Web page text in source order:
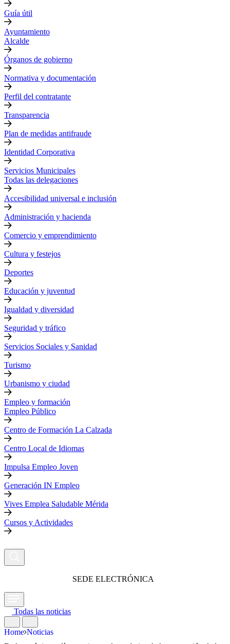
Guía útil
Ayuntamiento
Alcalde
Órganos de gobierno
Normativa y documentación
Perfil del contratante
Transparencia
Plan de medidas antifraude
Identidad Corporativa
Servicios Municipales
Todas las delegaciones
Accesibilidad universal e inclusión
Administración y hacienda
Comercio y emprendimiento
Cultura y festejos
Deportes
Educación y juventud
Igualdad y diversidad
Seguridad y tráfico
Servicios Sociales y Sanidad
Turismo
Urbanismo y ciudad
Empleo y formación
Empleo Público
Centro de Formación La Calzada
Centro Local de Idiomas
Impulsa Empleo Joven
Generación IN Empleo
Vives Emplea Saludable Mérida
Cursos y Actividades
SEDE ELECTRÓNICA
Todas las noticias
Home Noticias